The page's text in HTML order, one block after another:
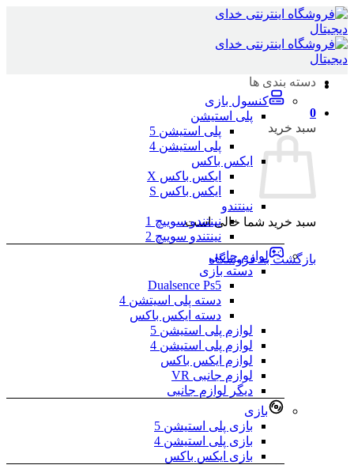
Skip
to
content
0
سبد خرید
سبد خرید شما خالی است.
بازگشت به فروشگاه
دسته بندی ها
کنسول بازی
پلی استیشن
پلی استیشن 5
پلی استیشن 4
ایکس باکس
ایکس باکس X
ایکس باکس S
نینتندو
نینتندو سوییچ 1
نینتندو سوییچ 2
لوازم جانبی
دسته بازی
Dualsence Ps5
دسته پلی اسیتشن 4
دسته ایکس باکس
لوازم پلی استیشن 5
لوازم پلی استیشن 4
لوازم ایکس باکس
لوازم جانبی VR
دیگر لوازم جانبی
بازی
بازی پلی استیشن 5
بازی پلی استیشن 4
بازی ایکس باکس